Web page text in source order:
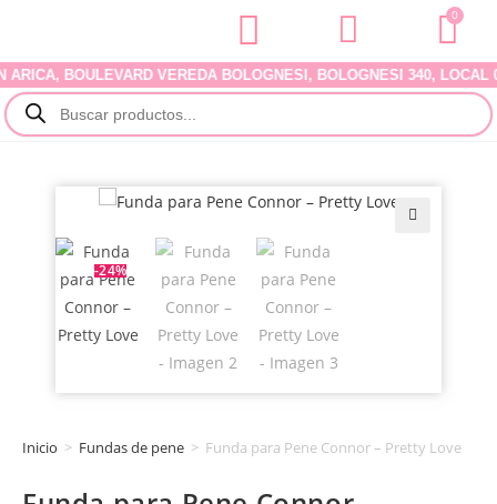
0
BOULEVARD VEREDA BOLOGNESI, BOLOGNESI 340, LOCAL
Inicio > Fundas de pene > Funda para Pene Connor – Pretty Love
-24%